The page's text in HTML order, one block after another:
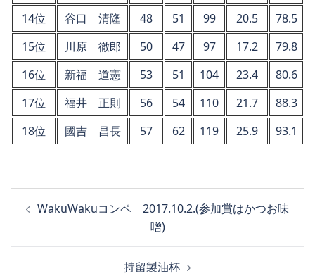
14位
谷口 清隆 48 51 99 20.5
78.5
15位
川原 徹郎 50 47 97 17.2
79.8
16位
新福 道憲 53 51 104 23.4
80.6
17位
福井 正則 56 54 110 21.7
88.3
18位
國吉 昌長 57 62 119 25.9 93.1
稿
WakuWakuコンペ 2017.10.2.(参加賞はかつお味
噌)
持留製油杯